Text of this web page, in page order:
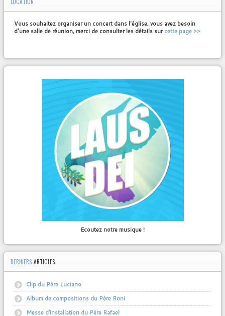
Vous souhaitez organiser un concert dans l'église, vous avez besoin
d'une salle de réunion, merci de consulter les détails surcette page >>
Ecoutez notre musique !
DERNIERS ARTICLES
Clip du Père Luciano
Album de compositions du Père Roni
Messe d’installation du Père Rafael